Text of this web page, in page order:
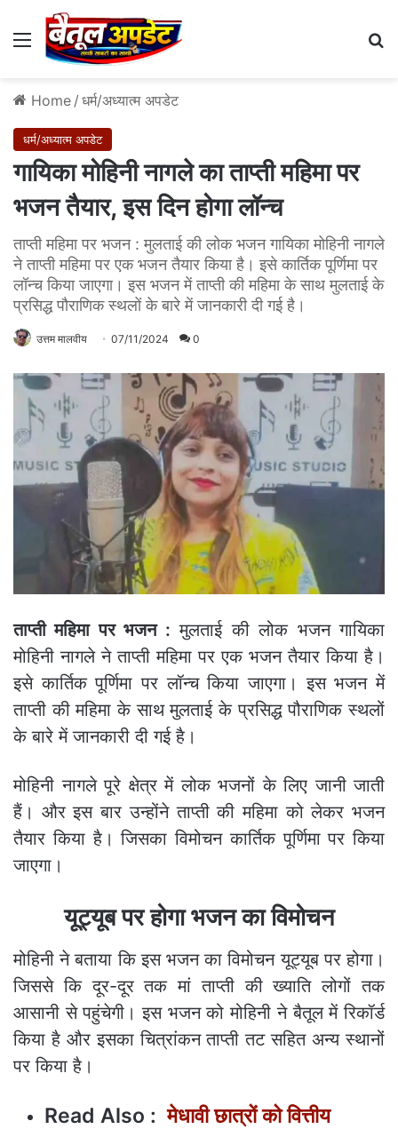
Menu
Home / धर्म/अध्यात्म अपडेट
धर्म/अध्यात्म अपडेट
गायिका मोहिनी नागले का ताप्ती महिमा पर
भजन तैयार, इस दिन होगा लॉन्च
ताप्ती महिमा पर भजन : मुलताई की लोक भजन गायिका मोहिनी नागले
ने ताप्ती महिमा पर एक भजन तैयार किया है। इसे कार्तिक पूर्णिमा पर
लॉन्च किया जाएगा। इस भजन में ताप्ती की महिमा के साथ मुलताई के
प्रसिद्ध पौराणिक स्थलों के बारे में जानकारी दी गई है।
उत्तम मालवीय 07/11/2024 0
ताप्ती महिमा पर भजन : मुलताई की लोक भजन गायिका
मोहिनी नागले ने ताप्ती महिमा पर एक भजन तैयार किया है।
इसे कार्तिक पूर्णिमा पर लॉन्च किया जाएगा। इस भजन में
ताप्ती की महिमा के साथ मुलताई के प्रसिद्ध पौराणिक स्थलों
के बारे में जानकारी दी गई है।
मोहिनी नागले पूरे क्षेत्र में लोक भजनों के लिए जानी जाती
हैं। और इस बार उन्होंने ताप्ती की महिमा को लेकर भजन
तैयार किया है। जिसका विमोचन कार्तिक पूर्णिमा पर किया
जाएगा।
यूट्यूब पर होगा भजन का विमोचन
मोहिनी ने बताया कि इस भजन का विमोचन यूट्यूब पर होगा।
जिससे कि दूर-दूर तक मां ताप्ती की ख्याति लोगों तक
आसानी से पहुंचेगी। इस भजन को मोहिनी ने बैतूल में रिकॉर्ड
किया है और इसका चित्रांकन ताप्ती तट सहित अन्य स्थानों
पर किया है।
Read Also :मेधावी छात्रों को वित्तीय